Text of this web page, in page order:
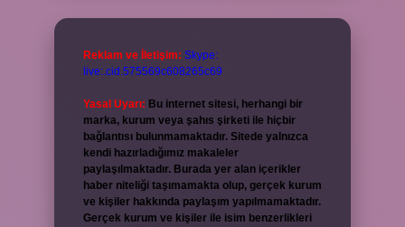
Reklam ve İletişim: Skype:
live:.cid.575569c608265c69
Yasal Uyarı: Bu internet sitesi, herhangi bir
marka, kurum veya şahıs şirketi ile hiçbir
bağlantısı bulunmamaktadır. Sitede yalnızca
kendi hazırladığımız makaleler
paylaşılmaktadır. Burada yer alan içerikler
haber niteliği taşımamakta olup, gerçek kurum
ve kişiler hakkında paylaşım yapılmamaktadır.
Gerçek kurum ve kişiler ile isim benzerlikleri